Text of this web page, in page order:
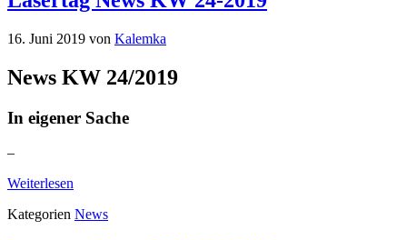
16. Juni 2019 von Kalemka
News KW 24/2019
In eigener Sache
–
Weiterlesen
Kategorien News